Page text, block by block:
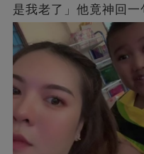
是我老了」他竟神回一